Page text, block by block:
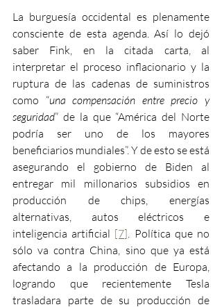
La burguesía occidental es plenamente
consciente de esta agenda. Así lo dejó
saber Fink, en la citada carta, al
interpretar el proceso inflacionario y la
ruptura de las cadenas de suministros
como “una compensación entre precio y
seguridad” de la que “América del Norte
podría ser uno de los mayores
beneficiarios mundiales”. Y de esto se está
asegurando el gobierno de Biden al
entregar mil millonarios subsidios en
producción de chips, energías
alternativas, autos eléctricos e
inteligencia artificial [7]. Política que no
sólo va contra China, sino que ya está
afectando a la producción de Europa,
logrando que recientemente Tesla
trasladara parte de su producción de